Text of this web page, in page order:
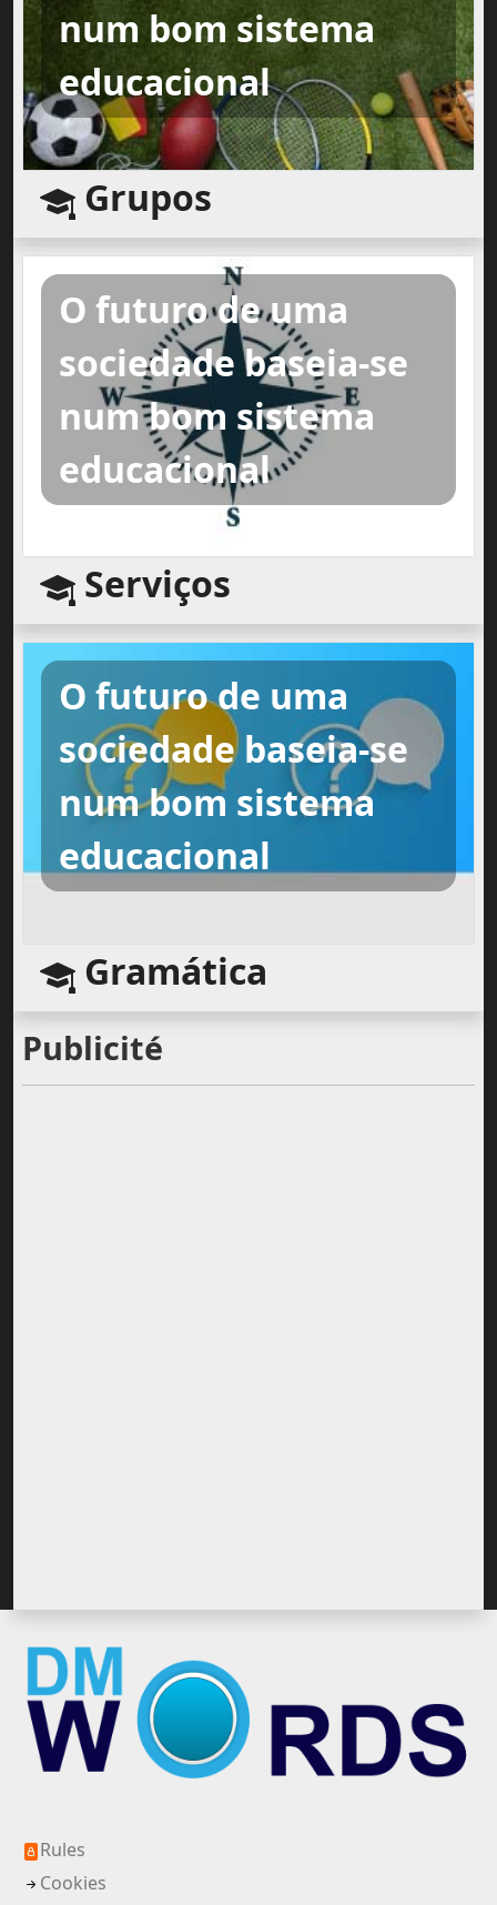
num bom sistema
educacional
Grupos
O futuro de uma
sociedade baseia-se
num bom sistema
educacional
Serviços
O futuro de uma
sociedade baseia-se
num bom sistema
educacional
Gramática
Publicité
Rules
Cookies